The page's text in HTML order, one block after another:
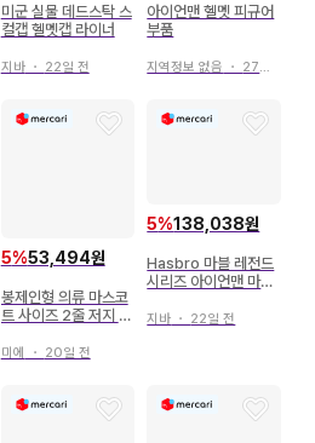
미군 실물 데드스탁 스
컬캡 헬멧캡 라이너
지바・ 22일 전
아이언맨 헬멧 피규어
부품
지역정보 없음 ・ 27일 전
5%53,494원
봉제인형 의류 마스코
트 사이즈 2줄 저지 헬
미에 ・ 20일 전
5%138,038원
Hasbro 마블 레전드
시리즈 아이언맨 마크
헬멧
지바 ・ 22일 전